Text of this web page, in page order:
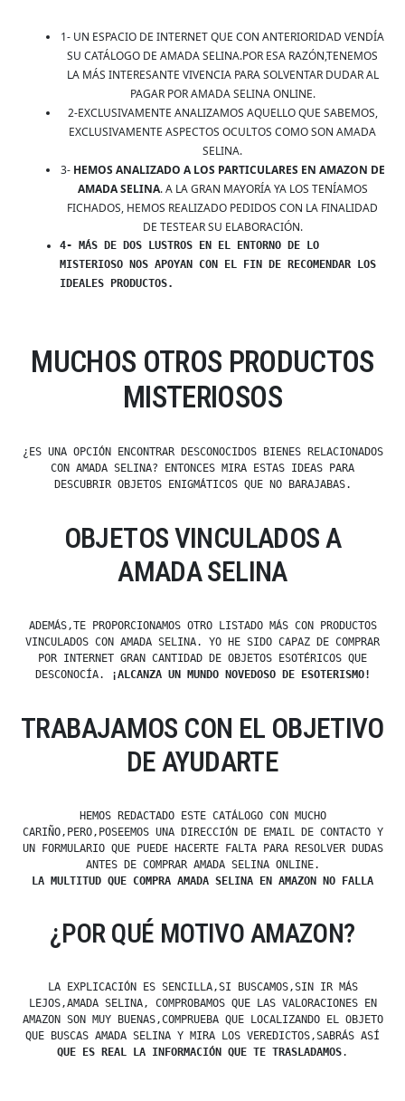
1- UN ESPACIO DE INTERNET QUE CON ANTERIORIDAD VENDÍA
SU CATÁLOGO DE AMADA SELINA.POR ESA RAZÓN,TENEMOS
LA MÁS INTERESANTE VIVENCIA PARA SOLVENTAR DUDAR AL
PAGAR POR AMADA SELINA ONLINE.
2-EXCLUSIVAMENTE ANALIZAMOS AQUELLO QUE SABEMOS,
EXCLUSIVAMENTE ASPECTOS OCULTOS COMO SON AMADA
SELINA.
3- HEMOS ANALIZADO A LOS PARTICULARES EN AMAZON DE
AMADA SELINA. A LA GRAN MAYORÍA YA LOS TENÍAMOS
FICHADOS, HEMOS REALIZADO PEDIDOS CON LA FINALIDAD
DE TESTEAR SU ELABORACIÓN.
4- MÁS DE DOS LUSTROS EN EL ENTORNO DE LO
MISTERIOSO NOS APOYAN CON EL FIN DE RECOMENDAR LOS
IDEALES PRODUCTOS.
MUCHOS OTROS PRODUCTOS
MISTERIOSOS
¿ES UNA OPCIÓN ENCONTRAR DESCONOCIDOS BIENES RELACIONADOS
CON AMADA SELINA? ENTONCES MIRA ESTAS IDEAS PARA
DESCUBRIR OBJETOS ENIGMÁTICOS QUE NO BARAJABAS.
OBJETOS VINCULADOS A
AMADA SELINA
ADEMÁS,TE PROPORCIONAMOS OTRO LISTADO MÁS CON PRODUCTOS
VINCULADOS CON AMADA SELINA. YO HE SIDO CAPAZ DE COMPRAR
POR INTERNET GRAN CANTIDAD DE OBJETOS ESOTÉRICOS QUE
DESCONOCÍA.
¡ALCANZA UN MUNDO NOVEDOSO DE ESOTERISMO!
TRABAJAMOS CON EL OBJETIVO
DE AYUDARTE
HEMOS REDACTADO ESTE CATÁLOGO CON MUCHO
CARIÑO,PERO,POSEEMOS UNA DIRECCIÓN DE EMAIL DE CONTACTO Y
UN FORMULARIO QUE PUEDE HACERTE FALTA PARA RESOLVER DUDAS
ANTES DE COMPRAR AMADA SELINA ONLINE.
LA MULTITUD QUE COMPRA AMADA SELINA EN AMAZON NO FALLA
¿POR QUÉ MOTIVO AMAZON?
LA EXPLICACIÓN ES SENCILLA,SI BUSCAMOS,SIN IR MÁS
LEJOS,AMADA SELINA, COMPROBAMOS QUE LAS VALORACIONES EN
AMAZON SON MUY BUENAS,COMPRUEBA QUE LOCALIZANDO EL OBJETO
QUE BUSCAS AMADA SELINA Y MIRA LOS VEREDICTOS,SABRÁS ASÍ
QUE ES REAL LA INFORMACIÓN QUE TE TRASLADAMOS.